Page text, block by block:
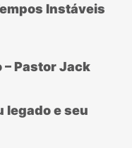
Instáveis
– Pastor Jack
legado e seu